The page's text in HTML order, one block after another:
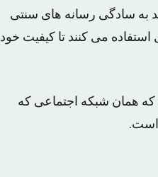
به سادگی رسانه های سنتی
می کنند تا کیفیت خود
همان شبکه اجتماعی که
است.